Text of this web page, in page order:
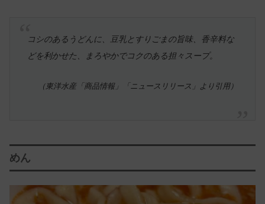
コシのあるうどんに、豆乳とすりごまの旨味、香辛料な
どを利かせた、まろやかでコクのある担々スープ。
（東洋水産「商品情報」「ニュースリリース」より引用）
めん